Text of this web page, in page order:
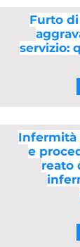
Furto
servizio:
Infermità
e
reato